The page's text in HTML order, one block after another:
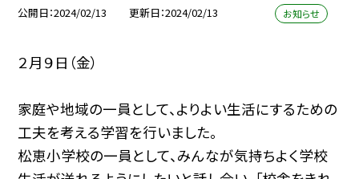
公開日 2024/02/13 更新日 2024/02/13 お知らせ
２月９日（金）
家庭や地域の一員として、よりよい生活にするための
工夫を考える学習を行いました。
松恵小学校の一員として、みんなが気持ちよく学校